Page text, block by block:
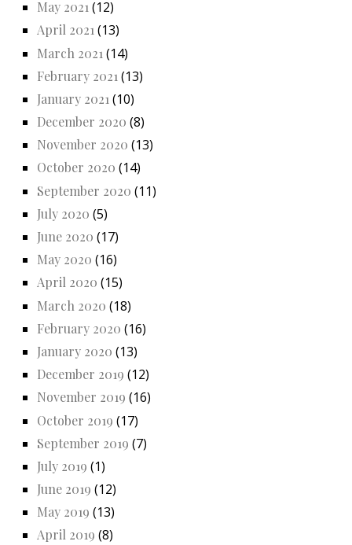
May 2021 (12)
April 2021(13)
March 2021 (14)
February 2021 (13)
January 2021 (10)
December 2020 (8)
November 2020 (13)
October 2020 (14)
September 2020 (11)
July 2020 (5)
June 2020 (17)
May 2020 (16)
April 2020 (15)
March 2020 (18)
February 2020 (16)
January 2020 (13)
December 2019 (12)
November 2019 (16)
October 2019 (17)
September 2019 (7)
July 2019 (1)
June 2019 (12)
May 2019 (13)
April 2019 (8)